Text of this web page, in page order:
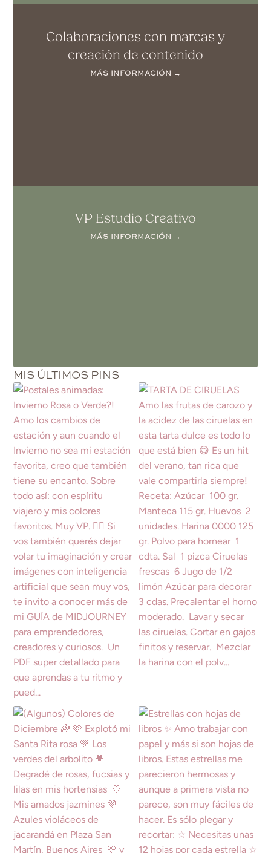
Colaboraciones con marcas y
creación de contenido
MÁS INFORMACIÓN →
VP Estudio Creativo
MÁS INFORMACIÓN →
MIS ÚLTIMOS PINS